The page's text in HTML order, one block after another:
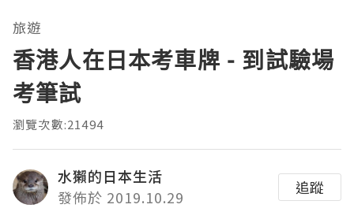
旅遊
香港人在日本考車牌 - 到試驗場
考筆試
瀏覽次數:21494
水獺的日本生活
發佈於 2019.10.29
追蹤